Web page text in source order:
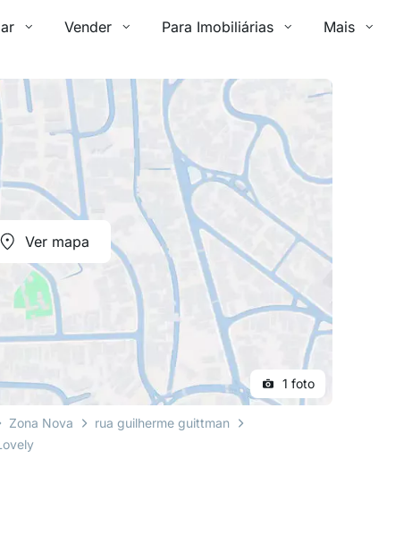
Vender Para Imobiliárias Mais
Ver mapa
1 foto
Zona Nova
rua guilherme guittman